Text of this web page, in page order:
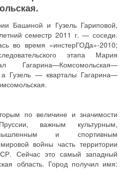
Башиной и Гузель Гариповой,
семестр 2011 г. — соседи.
во время «инстерГОДа»-2010;
этапа Мария
Гагарина—Комсомольская—
а Гузель — кварталы Гагарина—
по величине и значимости
важным культурным,
и спортивным
войны часть территории
Сейчас это самый западный
область. Город получил имя: